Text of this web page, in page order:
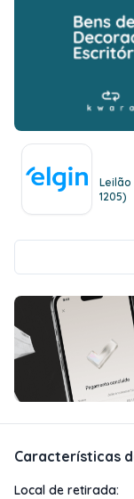
Leilão
1205)
Características
Local de retirada: